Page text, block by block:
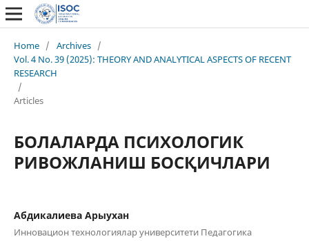
Home / Archives /
Vol. 4 No. 39 (2025): THEORY AND ANALYTICAL ASPECTS OF RECENT
RESEARCH
/
Articles
БОЛАЛАРДА ПСИХОЛОГИК
РИВОЖЛАНИШ БОСҚИЧЛАРИ
Абдикалиева Арыухан
Инновацион технологиялар университети Педагогика